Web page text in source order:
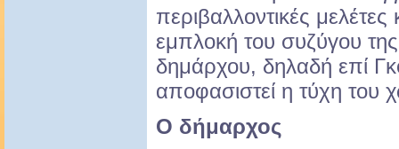
περιβαλλοντικές
εμπλοκή του συζύγου
δημάρχου, δηλαδή επί
αποφασιστεί η τύχη του
Ο δήμαρχος